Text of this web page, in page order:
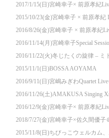
2017/1/15(日)宮崎幸子× 前原孝紀
2015/10/23(金)宮崎幸子 × 前原孝紀
2016/8/26(金)宮崎幸子 × 前原孝紀
2016/11/14(月)宮崎幸子Special
2016/11/22(火)冬じたくの旋律 –
2015/11/1(日)BOSSA AOYAMA
2016/9/11(日)宮嶋みぎわQuartet
2016/11/26(土)AMAKUSA Singing
2016/12/9(金)宮崎幸子× 前原孝紀
2018/7/27(金)宮崎幸子×佐久間優子
2015/11/8(日)ちびっこウェルカム